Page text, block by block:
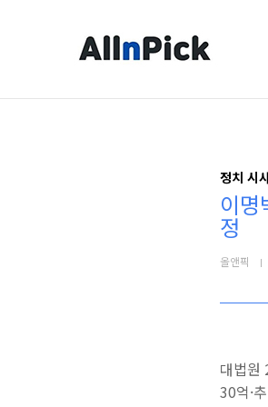
정치 시
이
정
올앤픽
대법원
30억·